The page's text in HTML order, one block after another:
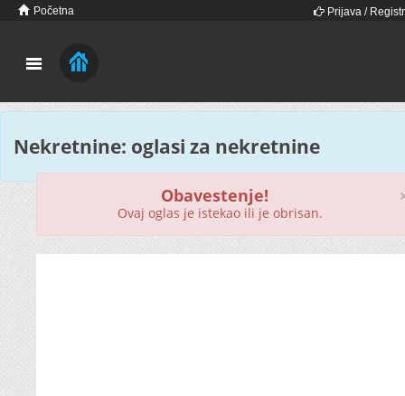
Početna Prijava /
Nekretnine: oglasi za nekretnine
Obavestenje!
Ovaj oglas je istekao ili je obrisan.